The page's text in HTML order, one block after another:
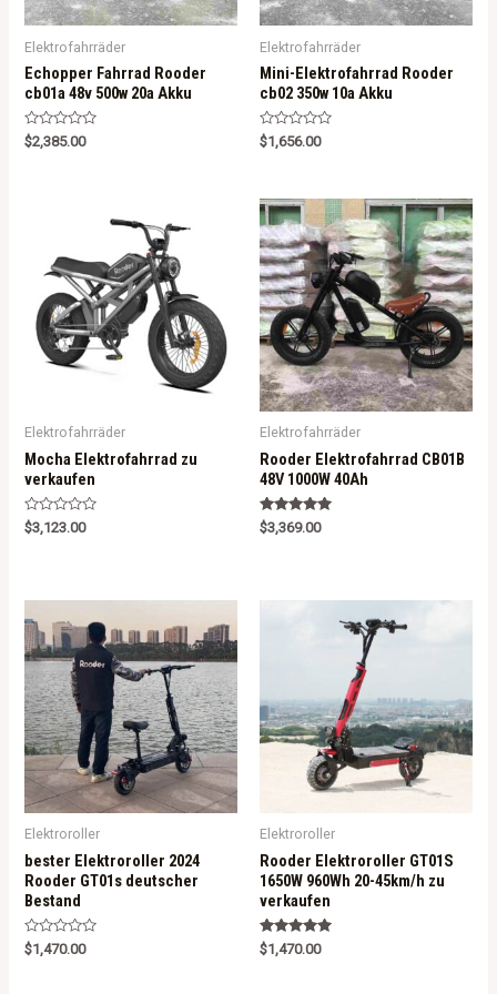
Elektrofahrräder
Echopper Fahrrad Rooder
cb01a 48v 500w 20a Akku
R
a
$2,385.00
Elektrofahrräder
Mini-Elektrofahrrad Rooder
cb02 350w 10a Akku
R
a
0
o
u
t
o
f
5
$1,656.00
Elektrofahrräder
Mocha Elektrofahrrad zu
verkaufen
R
a
o
u
t
o
f
$3,123.00
Elektrofahrräder
Rooder Elektrofahrrad CB01B
48V 1000W 40Ah
Rated
5.00
$3,369.00
Elektroroller
bester Elektroroller 2024
Rooder GT01s deutscher
Bestand
R
a
$1,470.00
Elektroroller
Rooder Elektroroller GT01S
1650W 960Wh 20-45km/h zu
verkaufen
Rated
5.00
$1,470.00